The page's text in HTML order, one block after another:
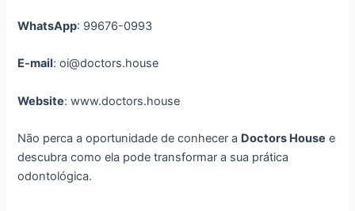
WhatsApp: 99676-0993
E-mail: oi@doctors.house
Website: www.doctors.house
Não perca a oportunidade de conhecer a Doctors House e
descubra como ela pode transformar a sua prática
odontológica.